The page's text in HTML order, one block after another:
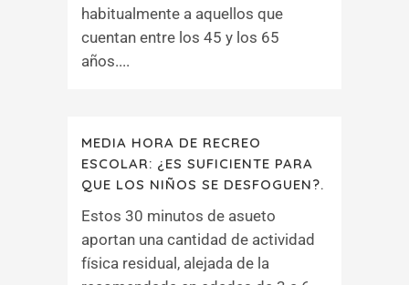
habitualmente a aquellos que
cuentan entre los 45 y los 65
años....
MEDIA HORA DE RECREO
ESCOLAR: ¿ES SUFICIENTE PARA
QUE LOS NIÑOS SE DESFOGUEN?.
Estos 30 minutos de asueto
aportan una cantidad de actividad
física residual, alejada de la